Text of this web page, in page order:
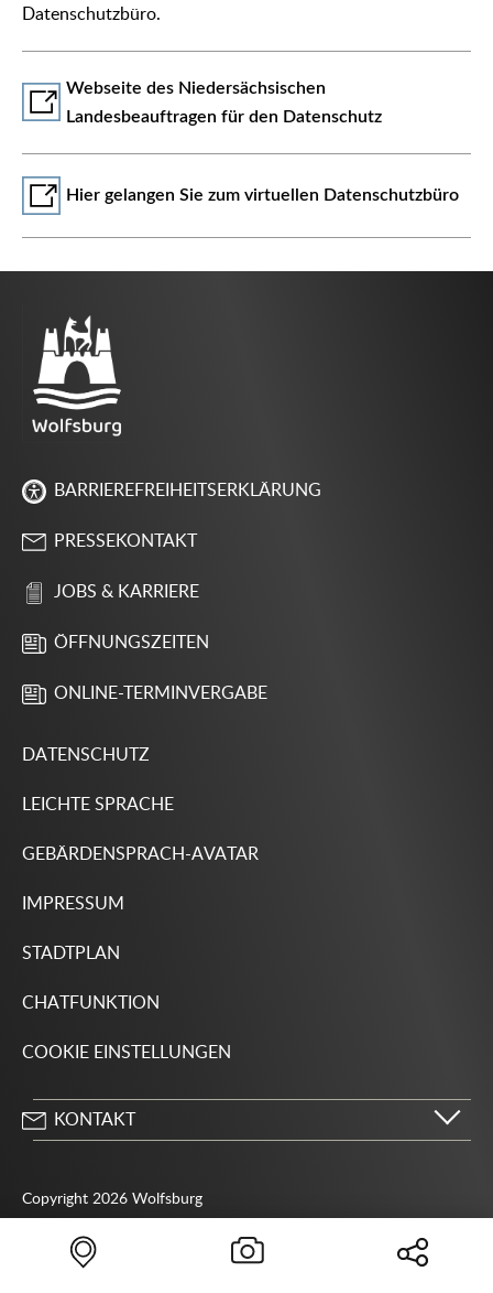
Datenschutzbüro.
Webseite des Niedersächsischen
Landesbeauftragen für den Datenschutz
Hier gelangen Sie zum virtuellen Datenschutzbüro
BARRIEREFREIHEITSERKLÄRUNG
PRESSEKONTAKT
JOBS & KARRIERE
ÖFFNUNGSZEITEN
ONLINE-TERMINVERGABE
DATENSCHUTZ
LEICHTE SPRACHE
GEBÄRDENSPRACH-AVATAR
IMPRESSUM
STADTPLAN
CHATFUNKTION
COOKIE EINSTELLUNGEN
KONTAKT
38440 Wolfsburg
05361 28-1234
Copyright 2026 Wolfsburg